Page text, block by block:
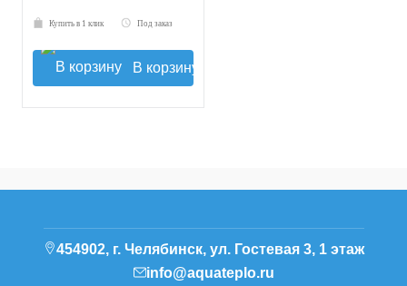
Купить в 1 клик Под заказ
В корзину
454902, г. Челябинск, ул. Гостевая 3, 1 этаж
info@aquateplo.ru